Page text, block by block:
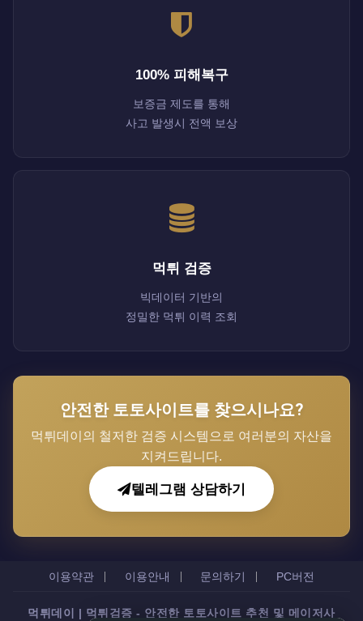
100% 피해복구
보증금 제도를 통해
사고 발생시 전액 보상
먹튀 검증
빅데이터 기반의
정밀한 먹튀 이력 조회
안전한 토토사이트를 찾으시나요?
먹튀데이의 철저한 검증 시스템으로 여러분의 자산을
지켜드립니다.
텔레그램 상담하기
이용약관 이용안내 문의하기 PC버전
먹튀데이 | 먹튀검증 - 안전한 토토사이트 추천 및 메이저사